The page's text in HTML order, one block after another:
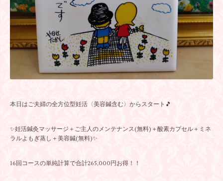
本日はご夫婦の全方位型妊活〈美容鍼含む〉からスタート🎵
✨妊活鍼灸マッサージ＋ご主人のメンテナンス(無料)＋酸素カプセル＋ミネ
ラルよもぎ蒸し＋美容鍼(無料)✨
16回コースの単純計算で合計265,000円お得！！